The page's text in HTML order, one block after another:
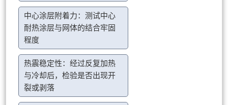
中心涂层附着力：测试中心
耐热涂层与网体的结合牢固
程度
热震稳定性：经过反复加热
与冷却后，检验是否出现开
裂或剥落